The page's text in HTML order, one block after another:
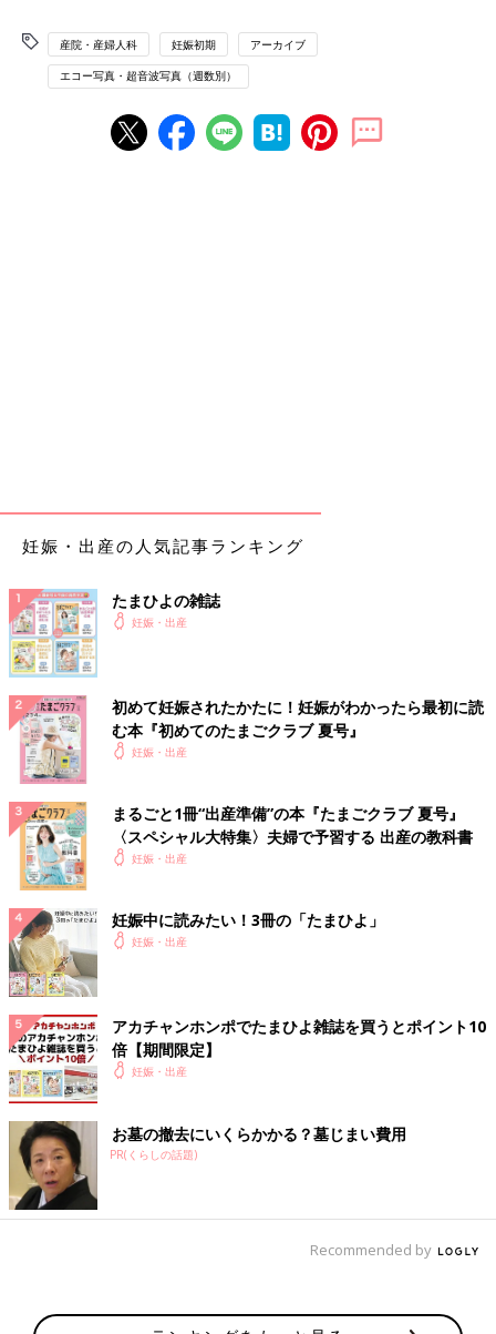
産院・産婦人科 妊娠初期 アーカイブ
エコー写真・超音波写真（週数別）
妊娠・出産の人気記事ランキング
たまひよの雑誌
妊娠・出産
初めて妊娠されたかたに！妊娠がわかったら最初に読
む本『初めてのたまごクラブ 夏号』
妊娠・出産
まるごと1冊“出産準備”の本『たまごクラブ 夏号』
〈スペシャル大特集〉夫婦で予習する 出産の教科書
妊娠・出産
妊娠中に読みたい！3冊の「たまひよ」
妊娠・出産
アカチャンホンポでたまひよ雑誌を買うとポイント10
倍【期間限定】
妊娠・出産
お墓の撤去にいくらかかる？墓じまい費用
PR(くらしの話題)
Recommended by